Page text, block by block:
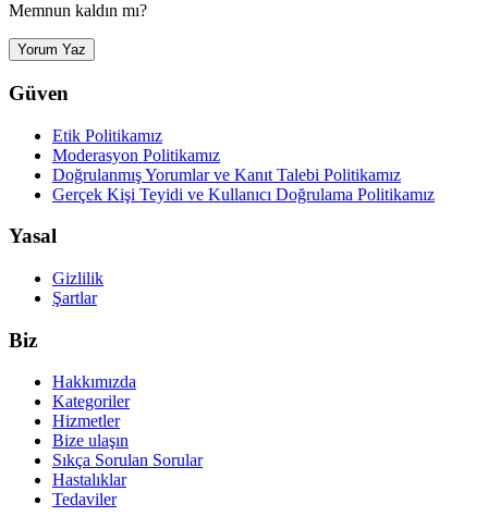
Memnun kaldın mı?
Yorum Yaz
Güven
Etik Politikamız
Moderasyon Politikamız
Doğrulanmış Yorumlar ve Kanıt Talebi Politikamız
Gerçek Kişi Teyidi ve Kullanıcı Doğrulama Politikamız
Yasal
Gizlilik
Şartlar
Biz
Hakkımızda
Kategoriler
Hizmetler
Bize ulaşın
Sıkça Sorulan Sorular
Hastalıklar
Tedaviler